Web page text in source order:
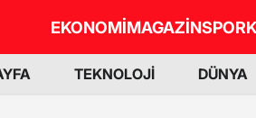
EKONOMİMAGAZİNSPOR
TEKNOLOJİ DÜNYA